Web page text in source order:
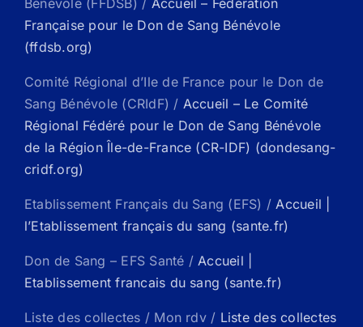
Bénévole (FFDSB) / Accueil – Fédération
Française pour le Don de Sang Bénévole
(ffdsb.org)
Comité Régional d’Ile de France pour le Don de
Sang Bénévole (CRIdF) / Accueil – Le Comité
Régional Fédéré pour le Don de Sang Bénévole
de la Région Île-de-France (CR-IDF) (dondesang-
cridf.org)
Etablissement Français du Sang (EFS) /Accueil |
l’Etablissement français du sang (sante.fr)
Don de Sang – EFS Santé /Accueil |
Etablissement francais du sang (sante.fr)
Liste des collectes / Mon rdv / Liste des collectes